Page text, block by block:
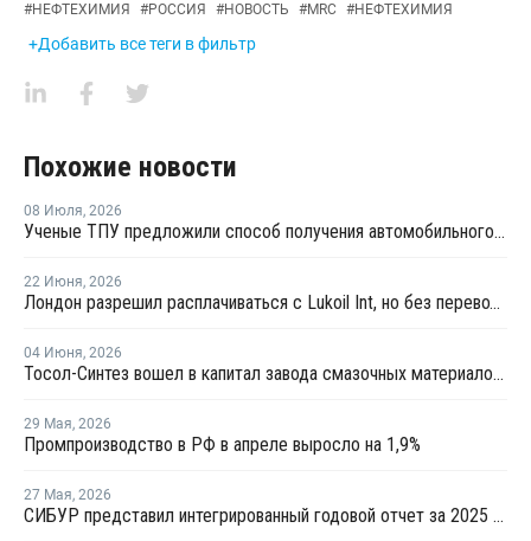
#НЕФТЕХИМИЯ #РОССИЯ #НОВОСТЬ #MRC #НЕФТЕХИМИЯ
+Добавить все теги в фильтр
Похожие новости
08 Июля, 2026
Ученые ТПУ предложили способ получения автомобильного бензина из пластиковых отходов
22 Июня, 2026
Лондон разрешил расплачиваться с Lukoil Int, но без перевода средств Лукойлу
04 Июня, 2026
Тосол-Синтез вошел в капитал завода смазочных материалов "Девон"
29 Мая, 2026
Промпроизводство в РФ в апреле выросло на 1,9%
27 Мая, 2026
СИБУР представил интегрированный годовой отчет за 2025 год